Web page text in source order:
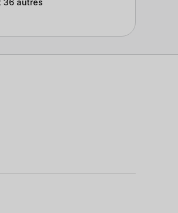
36 autres